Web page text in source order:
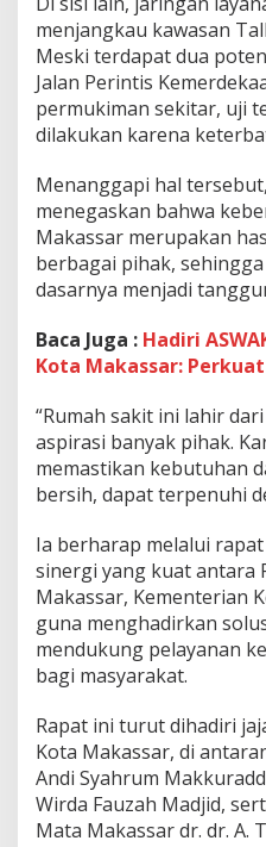
menjangkau kawasan
Meski terdapat dua
Jalan Perintis
permukiman sekitar, uji
dilakukan karena
Menanggapi hal
menegaskan bahwa
Makassar merupakan
berbagai pihak,
dasarnya menjadi
Baca Juga : Hadiri
Kota Makassar:
“Rumah sakit ini lahir
aspirasi banyak pihak.
memastikan kebutuhan
bersih, dapat terpenuhi
Ia berharap melalui
sinergi yang kuat antara
Makassar, Kementerian
guna menghadirkan
mendukung pelayanan
bagi masyarakat.
Rapat ini turut dihadiri
Kota Makassar, di
Andi Syahrum
Wirda Fauzah Madjid,
Mata Makassar dr. dr. A.